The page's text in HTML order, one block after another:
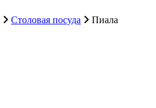
Столовая посуда Пиала